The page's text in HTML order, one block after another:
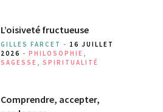
L’oisiveté fructueuse
GILLES FARCET - 16 JUILLET
2026 - PHILOSOPHIE ,
SAGESSE , SPIRITUALITÉ
Comprendre, accepter,